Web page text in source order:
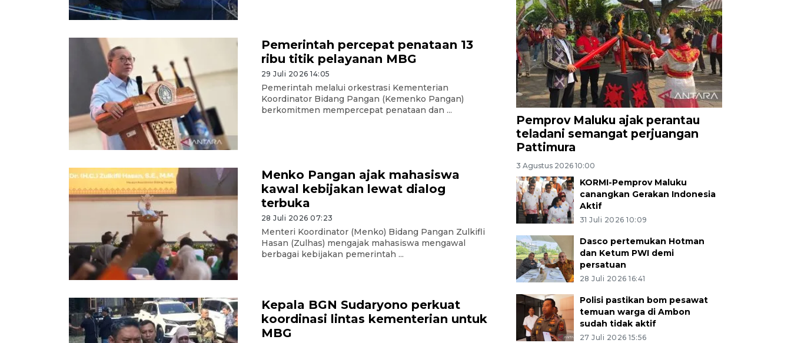
Pemerintah percepat penataan 13
ribu titik pelayanan MBG
29 Juli 2026 14:05
Pemerintah melalui orkestrasi Kementerian
Koordinator Bidang Pangan (Kemenko Pangan)
berkomitmen mempercepat penataan dan ...
Menko Pangan ajak mahasiswa
kawal kebijakan lewat dialog
terbuka
28 Juli 2026 07:23
Menteri Koordinator (Menko) Bidang Pangan Zulkifli
Hasan (Zulhas) mengajak mahasiswa mengawal
berbagai kebijakan pemerintah ...
Kepala BGN Sudaryono perkuat
koordinasi lintas kementerian untuk
MBG
Pemprov Maluku ajak perantau
teladani semangat perjuangan
Pattimura
3 Agustus 2026 10:00
KORMI-Pemprov Maluku
canangkan Gerakan Indonesia
Aktif
31 Juli 2026 10:09
Dasco pertemukan Hotman
dan Ketum PWI demi
persatuan
28 Juli 2026 16:41
Polisi pastikan bom pesawat
temuan warga di Ambon
sudah tidak aktif
27 Juli 2026 15:56